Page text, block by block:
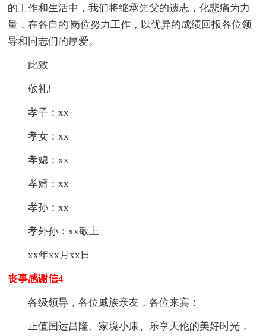
的工作和生活中，我们将继承先父的遗志，化悲痛为力
量，在各自的'岗位努力工作，以优异的成绩回报各位领
导和同志们的厚爱。
此致
敬礼!
孝子：xx
孝女：xx
孝媳：xx
孝婿：xx
孝孙：xx
孝外孙：xx敬上
xx年xx月xx日
丧事感谢信4
各级领导，各位戚族亲友，各位来宾：
正值国运昌隆、家境小康、乐享天伦的美好时光，